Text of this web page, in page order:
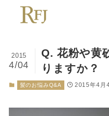
Q. 花粉や黄
りますか？
2015
4/04
髪のお悩みQ&A 2015年4月